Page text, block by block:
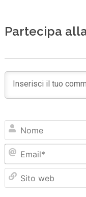
Partecipa